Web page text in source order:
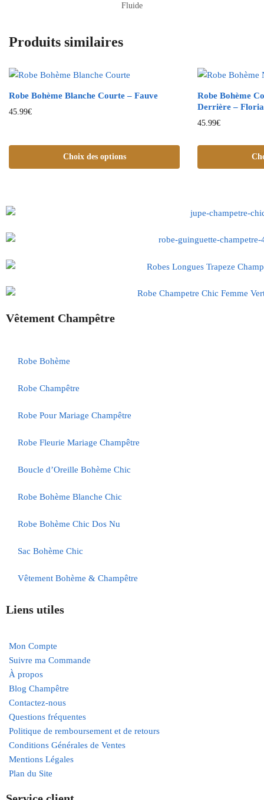
Fluide
Produits similaires
Robe Bohème Blanche Courte – Fauve
45.99€
Choix des options
Robe Bohème
Derrière –
45.99€
Vêtement Champêtre
Robe Bohème
Robe Champêtre
Robe Pour Mariage Champêtre
Robe Fleurie Mariage Champêtre
Boucle d’Oreille Bohème Chic
Robe Bohème Blanche Chic
Robe Bohème Chic Dos Nu
Sac Bohème Chic
Vêtement Bohème & Champêtre
Liens utiles
Mon Compte
Suivre ma Commande
À propos
Blog Champêtre
Contactez-nous
Questions fréquentes
Politique de remboursement et de retours
Conditions Générales de Ventes
Mentions Légales
Plan du Site